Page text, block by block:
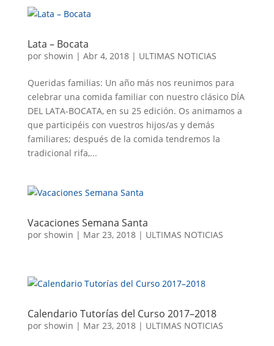
Lata – Bocata
por showin | Abr 4, 2018| ULTIMAS NOTICIAS
Queridas familias: Un año más nos reunimos para
celebrar una comida familiar con nuestro clásico DÍA
DEL LATA-BOCATA, en su 25 edición. Os animamos a
que participéis con vuestros hijos/as y demás
familiares; después de la comida tendremos la
tradicional rifa,...
Vacaciones Semana Santa
por showin | Mar 23, 2018| ULTIMAS NOTICIAS
Calendario Tutorías del Curso 2017–2018
por showin | Mar 23, 2018| ULTIMAS NOTICIAS